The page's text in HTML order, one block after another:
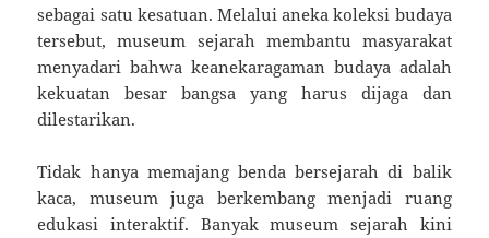
sebagai satu kesatuan. Melalui aneka koleksi budaya
tersebut, museum sejarah membantu masyarakat
menyadari bahwa keanekaragaman budaya adalah
kekuatan besar bangsa yang harus dijaga dan
dilestarikan.
Tidak hanya memajang benda bersejarah di balik
kaca, museum juga berkembang menjadi ruang
edukasi interaktif. Banyak museum sejarah kini